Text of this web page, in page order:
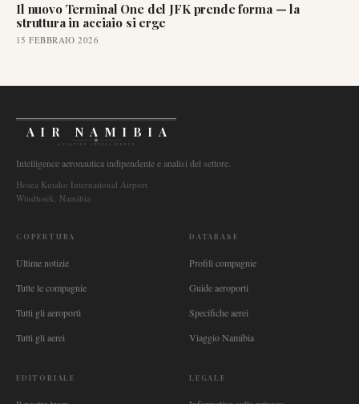
Il nuovo Terminal One del JFK prende forma — la
struttura in acciaio si erge
15 FEBBRAIO 2026
AIR NAMIBIA
AVIATION INTELLIGENCE
Intelligence aeronautica indipendente e analisi del settore.
Hosea Kutako International Airport
Windhoek, Namibia
COPERTURA
Ultime notizie
Tutte le compagnie
Tutti gli aeroporti
Tutti gli aerei
DATABASE
Profili compagnie
Guide aeroporti
Specifiche aerei
Viaggio Namibia
EDITORIALE LEGALE